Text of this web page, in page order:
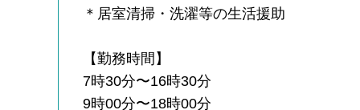
＊居室清掃・洗濯等の生活援助
【勤務時間】
7時30分〜16時30分
9時00分〜18時00分